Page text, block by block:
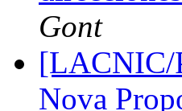
Gont
[LACNIC/
Nova